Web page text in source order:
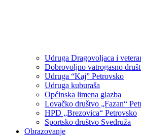
Udruga Dragovoljaca i
Dobrovoljno vatrogasno
Udruga “Kaj” Petrovsko
Udruga kuburaša
Općinska limena glazba
Lovačko društvo „Fazan“
HPD „Brezovica“ Petrovsko
Sportsko društvo Svedruža
Obrazovanje